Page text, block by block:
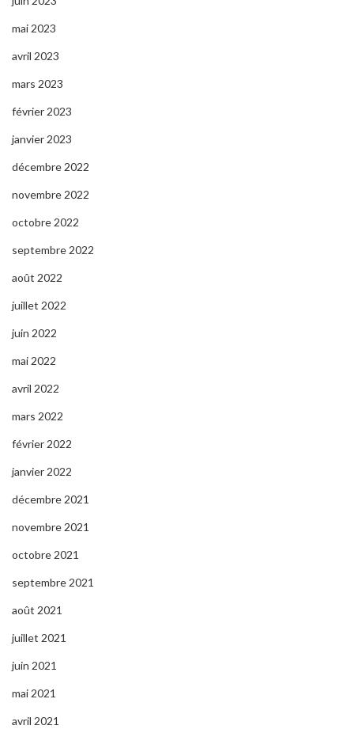
mai 2023
avril 2023
mars 2023
février 2023
janvier 2023
décembre 2022
novembre 2022
octobre 2022
septembre 2022
août 2022
juillet 2022
juin 2022
mai 2022
avril 2022
mars 2022
février 2022
janvier 2022
décembre 2021
novembre 2021
octobre 2021
septembre 2021
août 2021
juillet 2021
juin 2021
mai 2021
avril 2021